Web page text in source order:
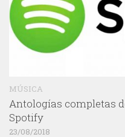
MÚSICA
Antologías completas
Spotify
23/08/2018